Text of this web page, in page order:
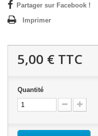
Partager sur Facebook !
Imprimer
5,00 € TTC
Quantité